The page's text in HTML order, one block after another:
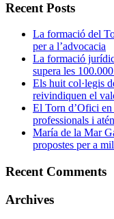
Recent Posts
La formació del
per a l’advocacia
La formació
supera les
Els huit col·legis
reivindiquen el
El Torn d’Ofici
professionals i
María de la Mar
propostes per a
Recent Comments
Archives